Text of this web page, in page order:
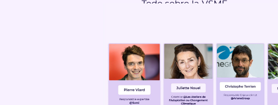
Todo sobre la VSME